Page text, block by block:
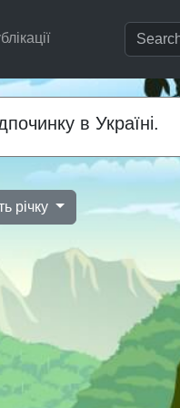
в Україні.
річку